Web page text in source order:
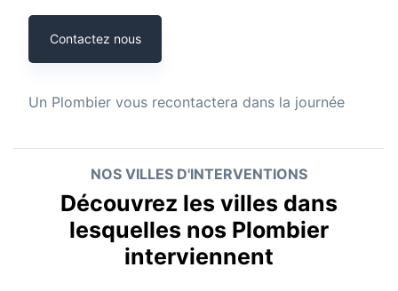
Contactez nous
Un Plombier vous recontactera dans la journée
NOS VILLES D'INTERVENTIONS
Découvrez les villes dans
lesquelles nos Plombier
interviennent